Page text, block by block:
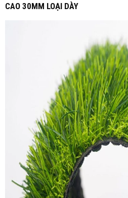
CAO 30MM LOẠI DÀY